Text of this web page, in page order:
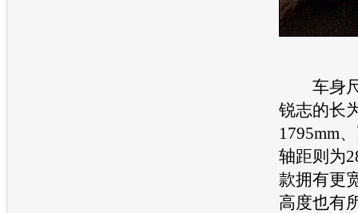
车身尺
锐志的长
1795mm
轴距则为
款拥有更
高度也有